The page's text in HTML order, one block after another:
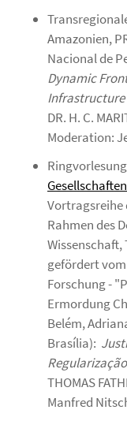
Amazonien,
Nacional de
Dynamic
DR. H. C.
Moderation:
Ringvorlesung
Vortragsreihe
Rahmen des
gefördert
Forschung -
Ermordung
Belém,
Brasília):
THOMAS
Manfred